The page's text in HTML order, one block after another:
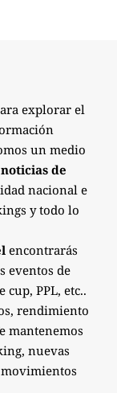
explorar el
un medio
noticias de
nacional e
y todo lo
encontrarás
eventos de
cup, PPL, etc..
rendimiento
mantenemos
nuevas